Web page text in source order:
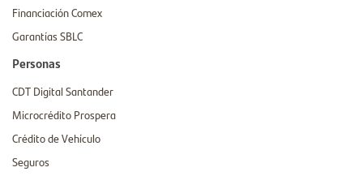
Financiación Comex
Garantías SBLC
Personas
CDT Digital Santander
Microcrédito Prospera
Crédito de Vehículo
Seguros